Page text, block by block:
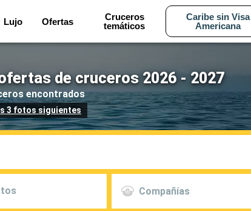
Lujo Ofertas
Cruceros
temáticos
Caribe sin Visa
Americana
de cruceros 2026 - 2027
encontrados
3 fotos siguientes
Compañías